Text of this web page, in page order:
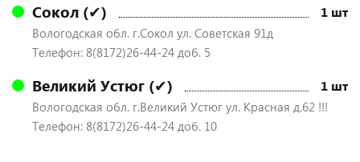
Сокол (✔) 1 шт
Вологодская обл. г.Сокол ул. Советская 91д
Телефон: 8(8172)26-44-24 доб. 5
Великий Устюг (✔) 1 шт
Вологодская обл. г.Великий Устюг ул. Красная д.62 !!!
Телефон: 8(8172)26-44-24 доб. 10